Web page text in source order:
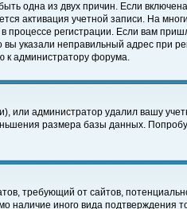
одна из двух причин. Если
активация учетной записи. На
процессе регистрации. Если вам
указали неправильный адрес при
к администратору форума.
или администратор удалил вашу
размера базы данных.
требующий от сайтов,
наличие иного вида подтверждения